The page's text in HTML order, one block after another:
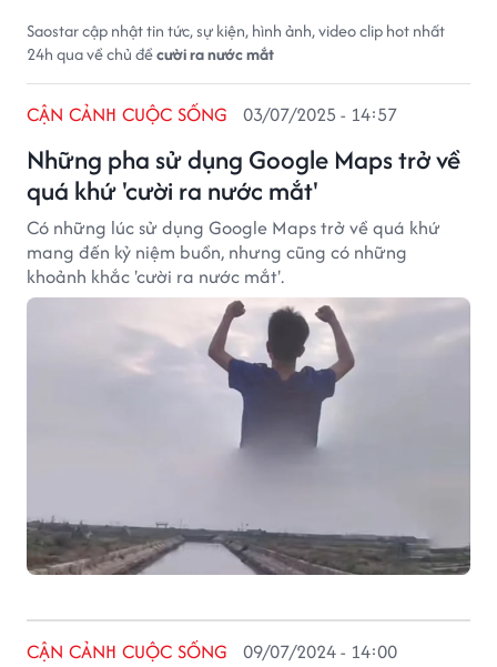
Saostar cập nhật tin tức, sự kiện, hình ảnh, video clip hot nhất
24h qua về chủ đềcười ra nước mắt
Những pha sử dụng Google Maps trở về
quá khứ 'cười ra nước mắt'
CẬN CẢNH CUỘC SỐNG 03/07/2025 - 14:57
Có những lúc sử dụng Google Maps trở về quá khứ
mang đến kỷ niệm buồn, nhưng cũng có những
khoảnh khắc 'cười ra nước mắt'.
CẬN CẢNH CUỘC SỐNG 09/07/2024 - 14:00